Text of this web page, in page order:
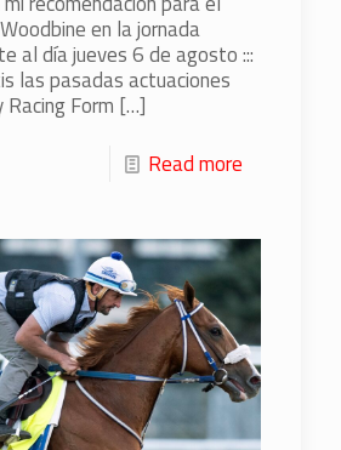
en la jornada
al día jueves 6 de agosto :::
las pasadas actuaciones
Racing Form […]
Read more